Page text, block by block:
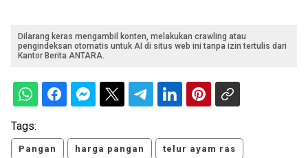
Dilarang keras mengambil konten, melakukan crawling atau
pengindeksan otomatis untuk AI di situs web ini tanpa izin tertulis dari
Kantor Berita ANTARA.
Tags:
Pangan harga pangan telur ayam ras